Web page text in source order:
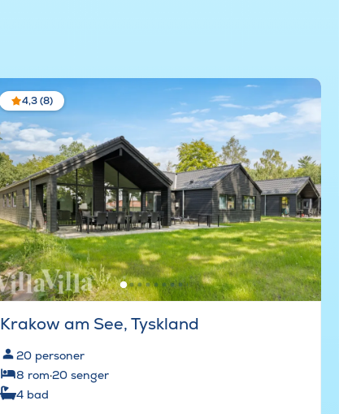
4,3 (8)
Krakow am See, Tyskland
20 personer
8 rom·20 senger
4 bad